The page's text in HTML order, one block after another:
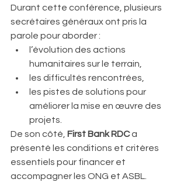
Durant cette conférence, plusieurs
secrétaires généraux ont pris la
parole pour aborder :
l’évolution des actions
humanitaires sur le terrain,
les difficultés rencontrées,
les pistes de solutions pour
améliorer la mise en œuvre des
projets.
De son côté, First Bank RDC a
présenté les conditions et critères
essentiels pour financer et
accompagner les ONG et ASBL.